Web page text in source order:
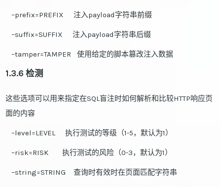
–prefix=PREFIX 注入payload字符串前缀
–suffix=SUFFIX 注入payload字符串后缀
–tamper=TAMPER 使用给定的脚本篡改注入数据
1.3.6 检测
这些选项可以用来指定在SQL盲注时如何解析和比较HTTP响应页
面的内容
–level=LEVEL 执行测试的等级（1-5，默认为1）
–risk=RISK 执行测试的风险（0-3，默认为1）
–string=STRING 查询时有效时在页面匹配字符串